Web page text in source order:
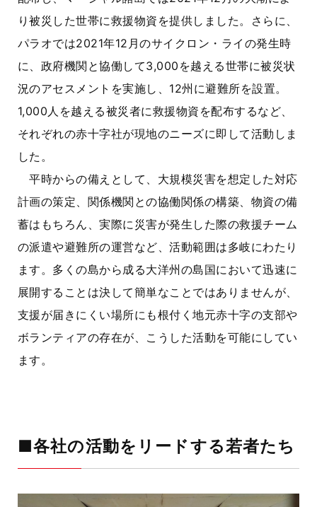
り被災した世帯に救援物資を提供しました。さらに、
パラオでは2021年12月のサイクロン・ライの発生時
に、政府機関と協働して3,000を越える世帯に被災状
況のアセスメントを実施し、12州に避難所を設置。
1,000人を越える被災者に救援物資を配布するなど、
それぞれの赤十字社が現地のニーズに即して活動しま
した。
平時からの備えとして、大規模災害を想定した対応
計画の策定、関係機関との協働関係の構築、物資の備
蓄はもちろん、実際に災害が発生した際の救援チーム
の派遣や避難所の運営など、活動範囲は多岐にわたり
ます。多くの島から成る大洋州の島国において迅速に
展開することは決して簡単なことではありませんが、
支援が届きにくい場所にも根付く地元赤十字の支部や
ボランティアの存在が、こうした活動を可能にしてい
ます。
■各社の活動をリードする若者たち